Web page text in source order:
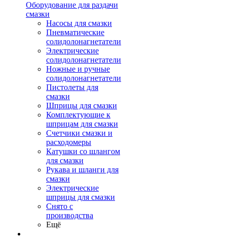
Оборудование для раздачи
смазки
Насосы для смазки
Пневматические
солидолонагнетатели
Электрические
солидолонагнетатели
Ножные и ручные
солидолонагнетатели
Пистолеты для
смазки
Шприцы для смазки
Комплектующие к
шприцам для смазки
Счетчики смазки и
расходомеры
Катушки со шлангом
для смазки
Рукава и шланги для
смазки
Электрические
шприцы для смазки
Снято с
производства
Ещё